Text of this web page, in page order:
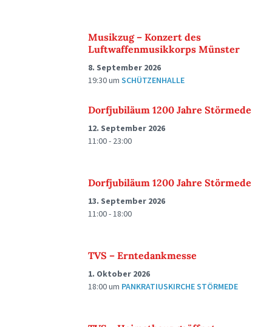
Musikzug – Konzert des
Luftwaffenmusikkorps Münster
8. September 2026
19:30um SCHÜTZENHALLE
Dorfjubiläum 1200 Jahre Störmede
12. September 2026
11:00 - 23:00
Dorfjubiläum 1200 Jahre Störmede
13. September 2026
11:00 - 18:00
TVS – Erntedankmesse
1. Oktober 2026
18:00um PANKRATIUSKIRCHE STÖRMEDE